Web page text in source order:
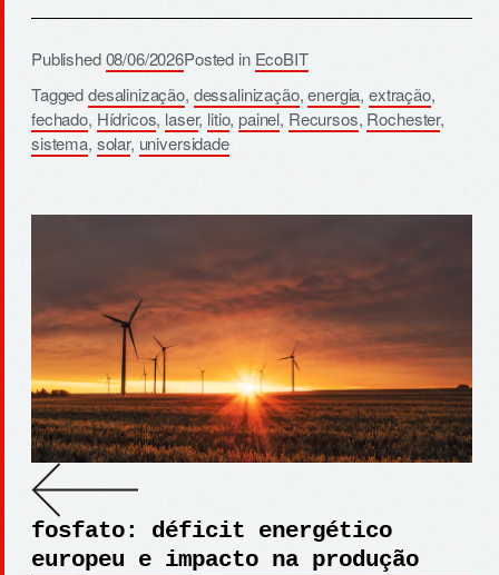
Published08/06/2026Posted in EcoBIT
Taggeddesalinização, dessalinização,energia, extração,
fechado, Hídricos, laser, litio,painel, Recursos, Rochester,
sistema, solar, universidade
fosfato: déficit energético
europeu e impacto na produção